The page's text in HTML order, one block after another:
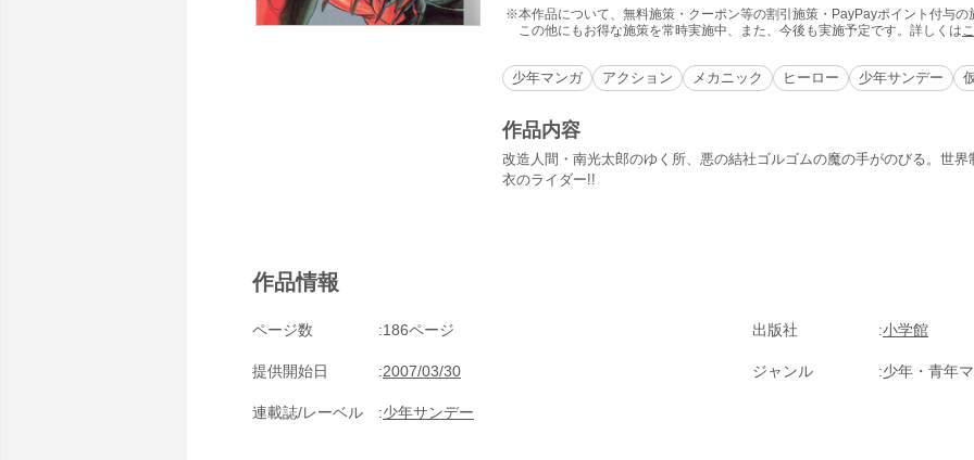
本作品について、無料施策・クーポン等の割引施策・PayPayポイント付与
この他にもお得な施策を常時実施中、また、今後も実施予定です。詳しくは
少年マンガ アクション メカニック ヒーロー 少年サンデー
作品内容
改造人間・南光太郎のゆく所、悪の結社ゴルゴムの魔の手がのびる。世
衣のライダー!!
作品情報
ページ数 186ページ 出版社 小学館
提供開始日 2007/03/30 ジャンル 少年・青年
連載誌/レーベル 少年サンデー